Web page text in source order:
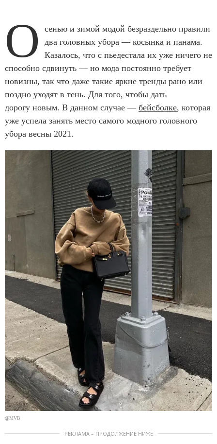
О
сенью и зимой модой безраздельно правили
два головных убора — косынка и панама.
Казалось, что с пьедестала их уже ничего не
способно сдвинуть — но мода постоянно требует
новизны, так что даже такие яркие тренды рано или
поздно уходят в тень. Для того, чтобы дать
дорогу новым. В данном случае — бейсболке, которая
уже успела занять место самого модного головного
убора весны 2021.
@MVB
РЕКЛАМА – ПРОДОЛЖЕНИЕ НИЖЕ